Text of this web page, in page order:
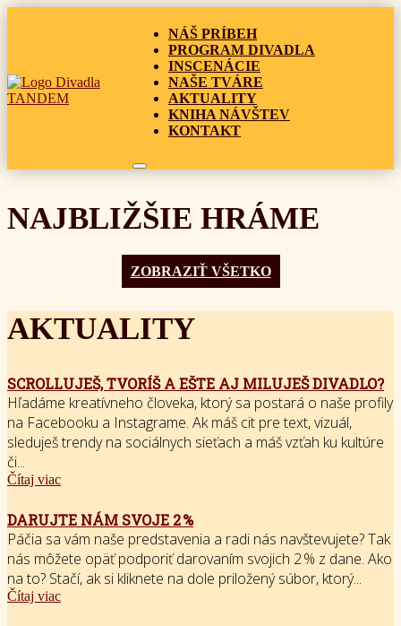
NÁŠ PRÍBEH
PROGRAM DIVADLA
INSCENÁCIE
NAŠE TVÁRE
AKTUALITY
KNIHA NÁVŠTEV
KONTAKT
NAJBLIŽŠIE HRÁME
ZOBRAZIŤ VŠETKO
AKTUALITY
SCROLLUJEŠ, TVORÍŠ A EŠTE AJ MILUJEŠ DIVADLO?
Hľadáme kreatívneho človeka, ktorý sa postará o naše profily
na Facebooku a Instagrame. Ak máš cit pre text, vizuál,
sleduješ trendy na sociálnych sieťach a máš vzťah ku kultúre
či...
Čítaj viac
DARUJTE NÁM SVOJE 2 %
Páčia sa vám naše predstavenia a radi nás navštevujete? Tak
nás môžete opäť podporiť darovaním svojich 2 % z dane. Ako
na to? Stačí, ak si kliknete na dole priložený súbor, ktorý...
Čítaj viac